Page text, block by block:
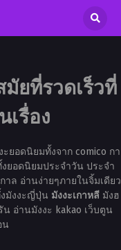
ยที่รวดเร็วที่
เรื่อง
ยอดนิยมทั้งจาก comico กา
ยอดนิยมประจำวัน ประจำ
ล อ่านง่ายๆภายในจิ้มเดียว
มังงะญี่ปุ่น มังงะเกาหลีมังฮ
อ่านมังงะ kakao เว็บตูน
น